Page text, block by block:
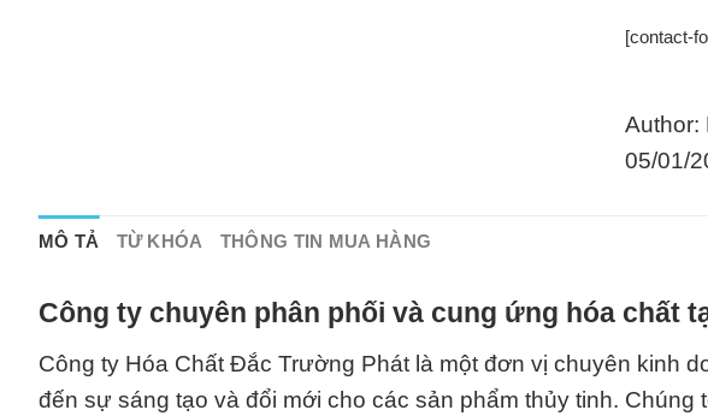
[contact-
Author:
05/01/
MÔ TẢ TỪ KHÓA THÔNG TIN MUA HÀNG
Công ty chuyên phân phối và cung ứng hóa chất
Công ty Hóa Chất Đắc Trường Phát là một đơn vị chuyên kinh
đến sự sáng tạo và đổi mới cho các sản phẩm thủy tinh.